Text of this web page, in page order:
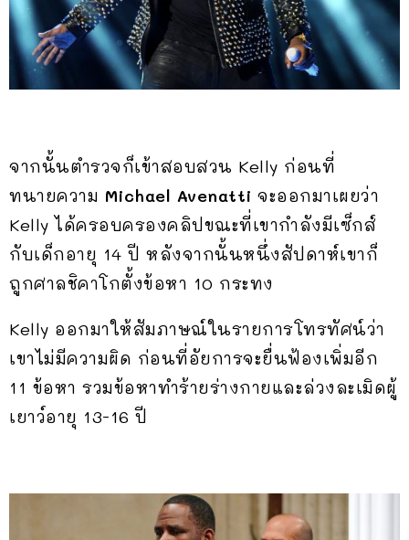
จากนั้นตำรวจก็เข้าสอบสวน Kelly ก่อนที่
ทนายความ Michael Avenatti จะออกมาเผยว่า
Kelly ได้ครอบครองคลิปขณะที่เขากำลังมีเซ็กส์
กับเด็กอายุ 14 ปี หลังจากนั้นหนึ่งสัปดาห์เขาก็
ถูกศาลชิคาโกตั้งข้อหา 10 กระทง
Kelly ออกมาให้สัมภาษณ์ในรายการโทรทัศน์ว่า
เขาไม่มีความผิด ก่อนที่อัยการจะยื่นฟ้องเพิ่มอีก
11 ข้อหา รวมข้อหาทำร้ายร่างกายและล่วงละเมิดผู้
เยาว์อายุ 13-16 ปี